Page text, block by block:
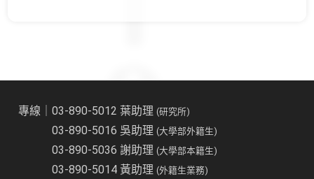
專線｜03-890-5012 葉助理(研究所)
03-890-5016 吳助理(大學部外籍生)
03-890-5036 謝助理(大學部本籍生)
03-890-5014 黃助理(外籍生業務)